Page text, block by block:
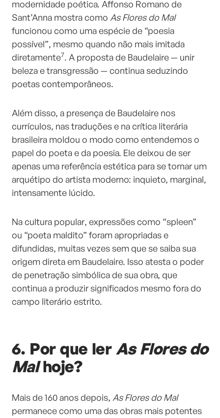
modernidade poética. Affonso Romano de
Sant’Anna mostra como As Flores do Mal
funcionou como uma espécie de “poesia
possível”, mesmo quando não mais imitada
diretamente7. A proposta de Baudelaire — unir
beleza e transgressão — continua seduzindo
poetas contemporâneos.
Além disso, a presença de Baudelaire nos
currículos, nas traduções e na crítica literária
brasileira moldou o modo como entendemos o
papel do poeta e da poesia. Ele deixou de ser
apenas uma referência estética para se tornar um
arquétipo do artista moderno: inquieto, marginal,
intensamente lúcido.
Na cultura popular, expressões como “spleen”
ou “poeta maldito” foram apropriadas e
difundidas, muitas vezes sem que se saiba sua
origem direta em Baudelaire. Isso atesta o poder
de penetração simbólica de sua obra, que
continua a produzir significados mesmo fora do
campo literário estrito.
6. Por que ler As Flores do
Malhoje?
Mais de 160 anos depois, As Flores do Mal
permanece como uma das obras mais potentes